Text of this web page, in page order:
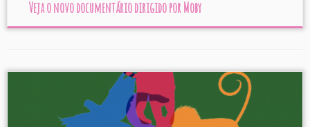
Veja o novo documentário dirigido por Moby